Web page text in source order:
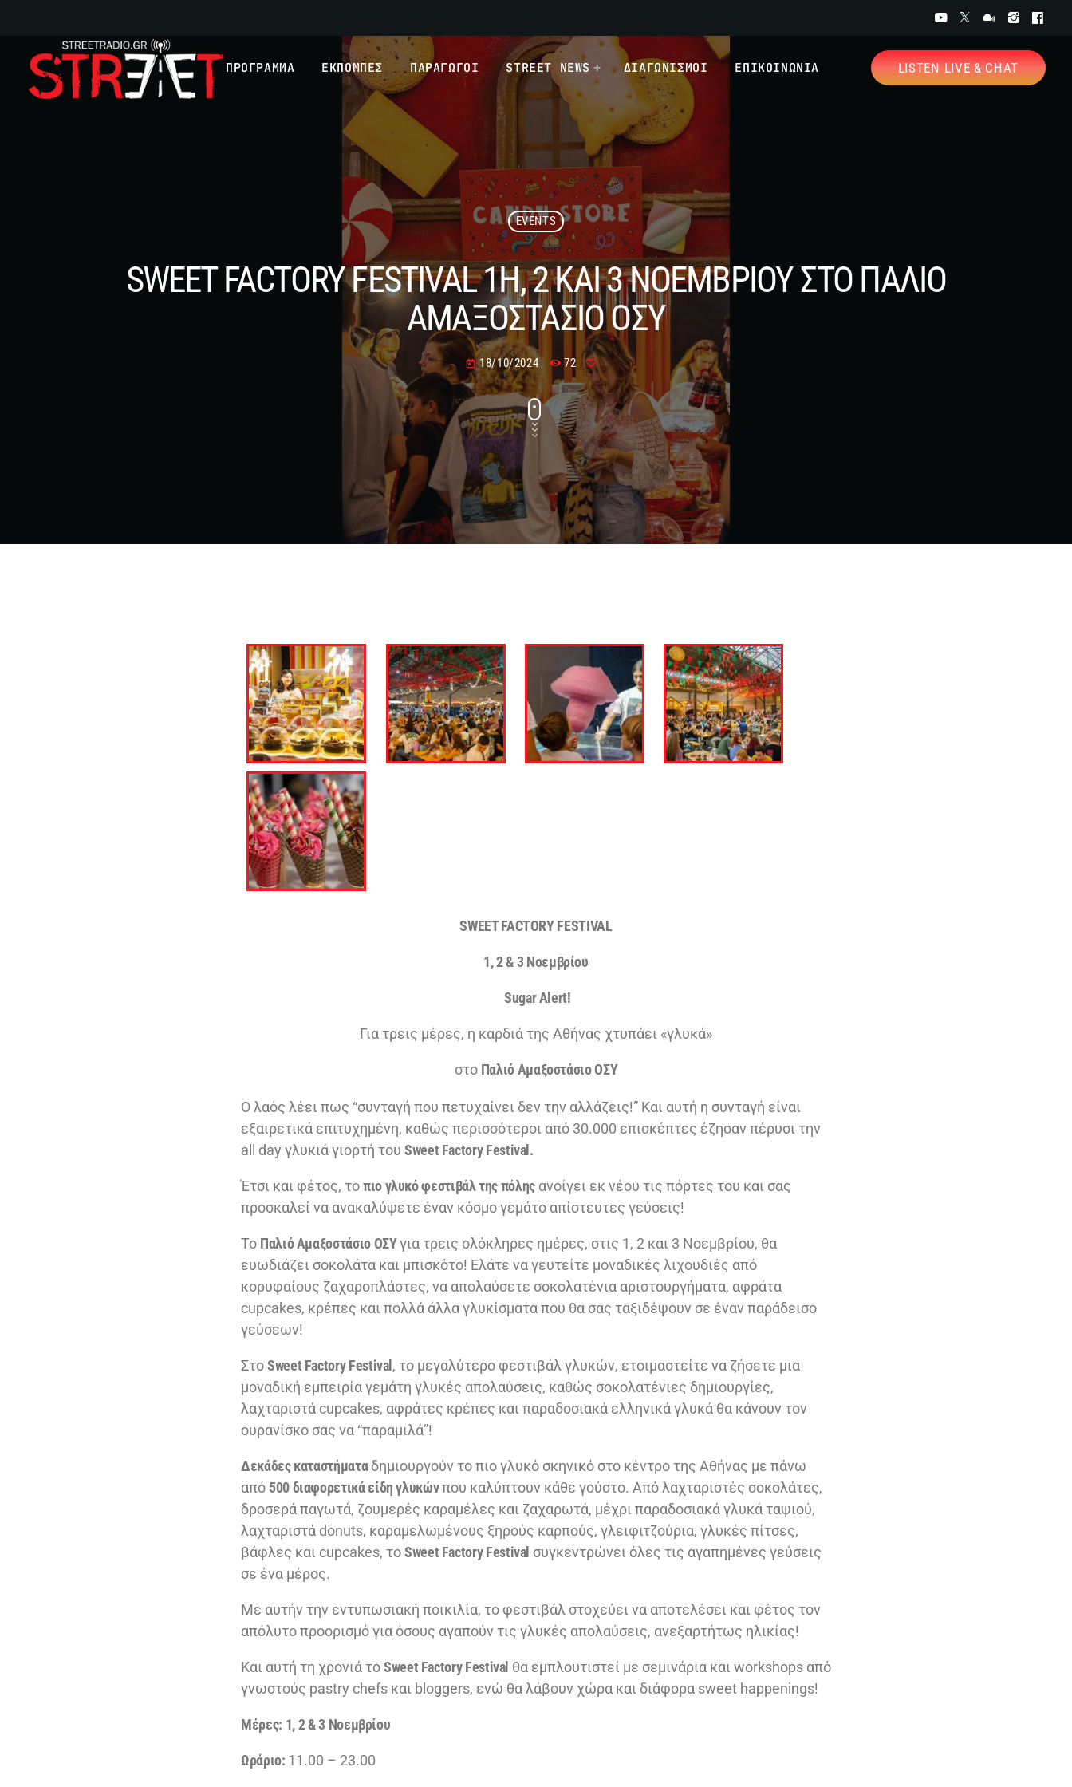
ΠΡΟΓΡΑΜΜΑ ΕΚΠΟΜΠΕΣ ΠΑΡΑΓΩΓΟΙ STREET NEWS ΔΙΑΓΩΝΙΣΜΟΙ ΕΠΙΚΟΙΝΩΝΙΑ LISTEN LIVE & CHAT
EVENTS
SWEET FACTORY FESTIVAL 1Η, 2 ΚΑΙ 3 ΝΟΕΜΒΡΙΟΥ ΣΤΟ ΠΑΛΙΟ
ΑΜΑΞΟΣΤΑΣΙΟ ΟΣΥ
today 18/10/2024 72
SWEET FACTORY FESTIVAL
1, 2 & 3Νοεμβρίου
Sugar Alert!
Για τρεις μέρες, η καρδιά της Αθήνας χτυπάει «γλυκά»
στο Παλιό Αμαξοστάσιο ΟΣΥ
Ο λαός λέει πως “συνταγή που πετυχαίνει δεν την αλλάζεις!” Και αυτή η συνταγή είναι
εξαιρετικά επιτυχημένη, καθώς περισσότεροι από 30.000 επισκέπτες έζησαν πέρυσι την
all day γλυκιά γιορτή του Sweet Factory Festival.
Έτσι και φέτος, τοπιο γλυκό φεστιβάλ της πόληςανοίγει εκ νέου τις πόρτες του και σας
προσκαλεί να ανακαλύψετε έναν κόσμο γεμάτο απίστευτες γεύσεις!
Το Παλιό Αμαξοστάσιο ΟΣΥγια τρεις ολόκληρες ημέρες, στις 1, 2 και 3 Νοεμβρίου, θα
ευωδιάζει σοκολάτα και μπισκότο! Ελάτε να γευτείτε μοναδικές λιχουδιές από
κορυφαίους ζαχαροπλάστες, να απολαύσετε σοκολατένια αριστουργήματα, αφράτα
cupcakes, κρέπες και πολλά άλλα γλυκίσματα που θα σας ταξιδέψουν σε έναν παράδεισο
γεύσεων!
ΣτοSweet Factory Festival, το μεγαλύτερο φεστιβάλ γλυκών, ετοιμαστείτε να ζήσετε μια
μοναδική εμπειρία γεμάτη γλυκές απολαύσεις, καθώς σοκολατένιες δημιουργίες,
λαχταριστά cupcakes, αφράτες κρέπες και παραδοσιακά ελληνικά γλυκά θα κάνουν τον
ουρανίσκο σας να “παραμιλά”!
Δεκάδες καταστήματαδημιουργούν το πιο γλυκό σκηνικό στο κέντρο της Αθήνας με πάνω
από 500 διαφορετικά είδη γλυκώνπου καλύπτουν κάθε γούστο. Από λαχταριστές σοκολάτες,
δροσερά παγωτά, ζουμερές καραμέλες και ζαχαρωτά, μέχρι παραδοσιακά γλυκά ταψιού,
λαχταριστά donuts, καραμελωμένους ξηρούς καρπούς, γλειφιτζούρια, γλυκές πίτσες,
βάφλες και cupcakes, τοSweet Factory Festival συγκεντρώνει όλες τις αγαπημένες γεύσεις
σε ένα μέρος.
Με αυτήν την εντυπωσιακή ποικιλία, το φεστιβάλ στοχεύει να αποτελέσει και φέτος τον
απόλυτο προορισμό για όσους αγαπούν τις γλυκές απολαύσεις, ανεξαρτήτως ηλικίας!
Και αυτή τη χρονιά τοSweet Factory Festival θα εμπλουτιστεί με σεμινάρια και workshops από
γνωστούς pastry chefs και bloggers, ενώ θα λάβουν χώρα και διάφορα sweet happenings!
Μέρες: 1, 2 & 3 Νοεμβρίου
Ωράριο: 11.00 – 23.00